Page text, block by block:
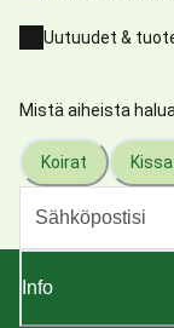
Uutuudet &
Mistä aiheista
Koirat
Info